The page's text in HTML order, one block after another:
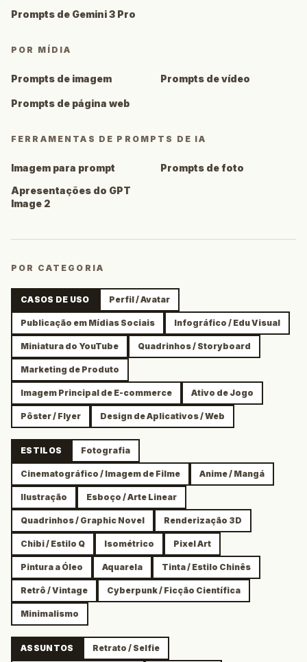
Prompts de Gemini 3 Pro
POR MÍDIA
Prompts de imagem Prompts de vídeo
Prompts de página web
FERRAMENTAS DE PROMPTS DE IA
Imagem para prompt
Prompts de foto
Apresentações do GPT
Image 2
POR CATEGORIA
CASOS DE USO Perfil / Avatar
Publicação em Mídias Sociais Infográfico / Edu Visual
Miniatura do YouTube Quadrinhos / Storyboard
Marketing de Produto
Imagem Principal de E-commerce Ativo de Jogo
Pôster / Flyer Design de Aplicativos / Web
ESTILOS Fotografia
Cinematográfico / Imagem de Filme Anime / Mangá
Ilustração Esboço / Arte Linear
Quadrinhos / Graphic Novel Renderização 3D
Chibi / Estilo Q Isométrico Pixel Art
Pintura a Óleo Aquarela Tinta / Estilo Chinês
Retrô / Vintage Cyberpunk / Ficção Científica
Minimalismo
ASSUNTOS Retrato / Selfie